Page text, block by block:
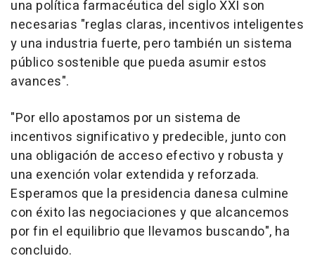
una política farmacéutica del siglo XXI son
necesarias "reglas claras, incentivos inteligentes
y una industria fuerte, pero también un sistema
público sostenible que pueda asumir estos
avances".
"Por ello apostamos por un sistema de
incentivos significativo y predecible, junto con
una obligación de acceso efectivo y robusta y
una exención volar extendida y reforzada.
Esperamos que la presidencia danesa culmine
con éxito las negociaciones y que alcancemos
por fin el equilibrio que llevamos buscando", ha
concluido.